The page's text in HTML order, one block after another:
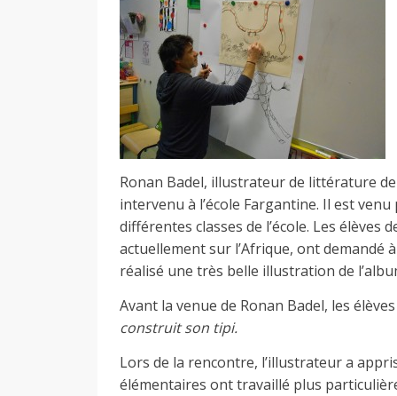
e
C
o
r
a
Ronan Badel, illustrateur de littérature
intervenu à l’école Fargantine. Il est
différentes classes de l’école. Les
actuellement sur l’Afrique, ont demandé
réalisé une très belle illustration de
Avant la venue de Ronan Badel, les
construit son tipi.
Lors de la rencontre, l’illustrateur a
élémentaires ont travaillé plus